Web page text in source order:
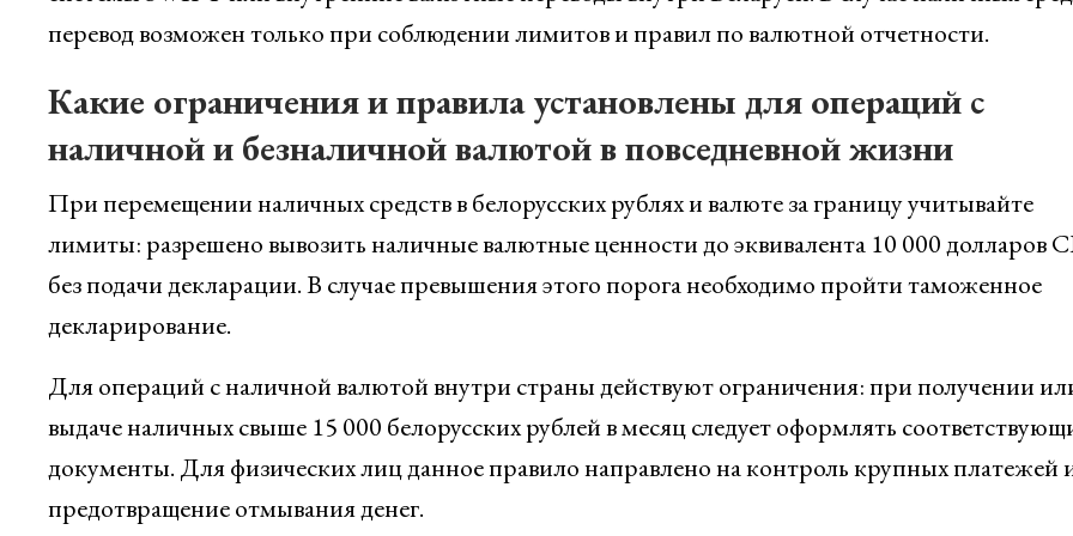
перевод возможен только при соблюдении лимитов и правил по валютной отчетности.
Какие ограничения и правила установлены для операций с
наличной и безналичной валютой в повседневной жизни
При перемещении наличных средств в белорусских рублях и валюте за границу учитывайте
лимиты: разрешено вывозить наличные валютные ценности до эквивалента 10 000
без подачи декларации. В случае превышения этого порога необходимо пройти таможенное
декларирование.
Для операций с наличной валютой внутри страны действуют ограничения: при получении
выдаче наличных свыше 15 000 белорусских рублей в месяц следует оформлять
документы. Для физических лиц данное правило направлено на контроль крупных платежей
предотвращение отмывания денег.